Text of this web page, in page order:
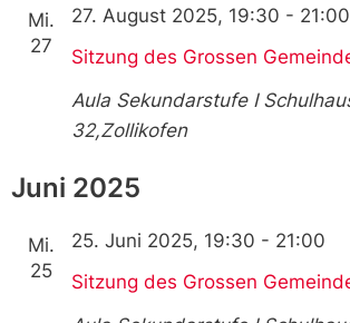
Mi.
27
Sitzung des Grossen
27. August 2025, 19:30 - 21:00
Aula Sekundarstufe I
32,Zollikofen
Juni 2025
Mi.
25
Sitzung des Grossen
25. Juni 2025, 19:30 - 21:00